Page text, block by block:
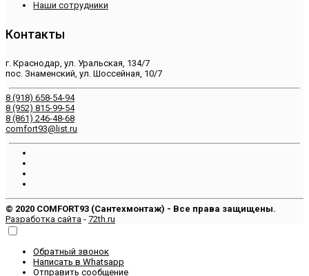
Наши сотрудники
Контакты
г. Краснодар, ул. Уральская, 134/7
пос. Знаменский, ул. Шоссейная, 10/7
8 (918) 658-54-94
8 (952) 815-99-54
8 (861) 246-48-68
comfort93@list.ru
© 2020 COMFORT93 (Сантехмонтаж) - Все права защищены.
Разработка сайта - 72th.ru
Обратный звонок
Написать в Whatsapp
Отправить сообщение